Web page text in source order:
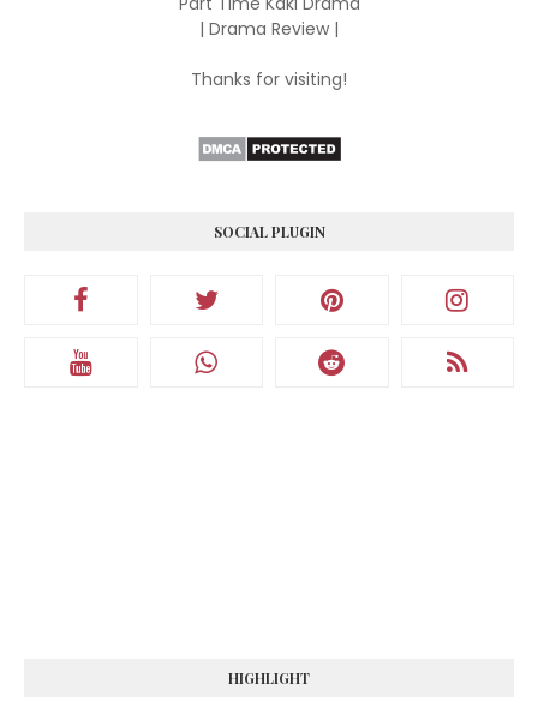
| Drama Review |
Thanks for visiting!
SOCIAL PLUGIN
HIGHLIGHT